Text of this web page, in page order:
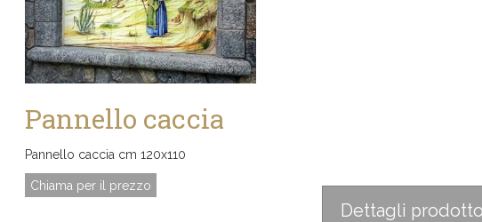
Pannello caccia
Pannello caccia cm 120x110
Chiama per il prezzo
Dettagli